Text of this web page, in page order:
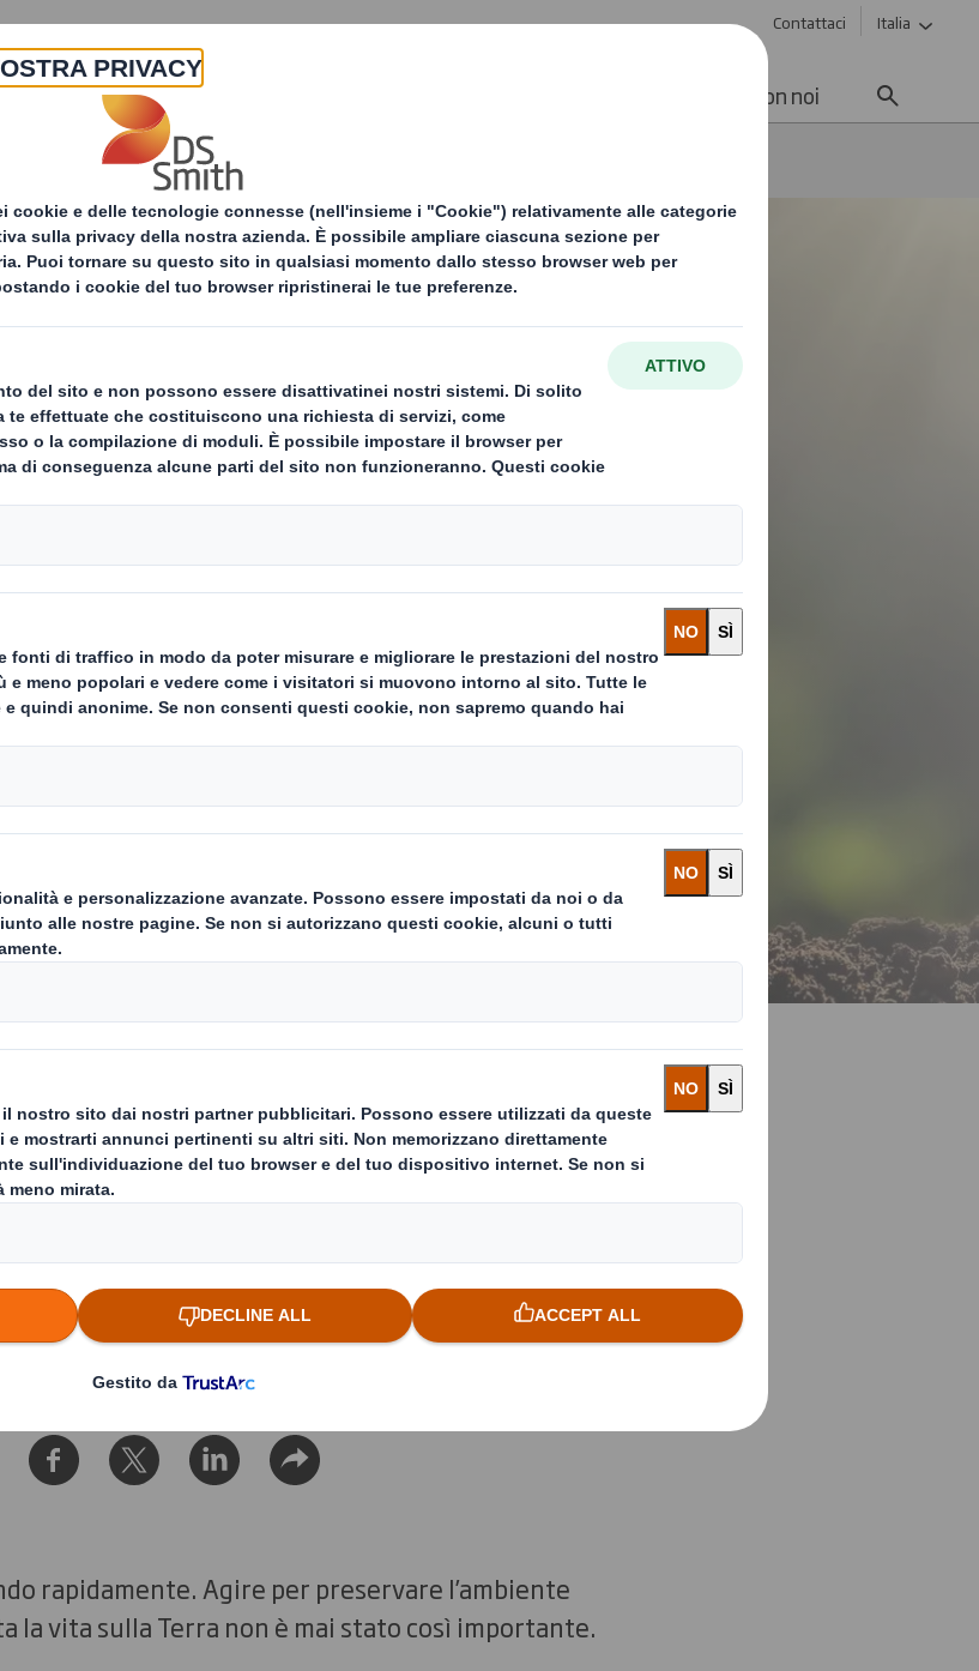
Contattaci Italia
azienda Prodotti & Servizi Lavora con noi
Smith Packaging Italia pianta 230 alberi in Abruzzo
Italia pianta 230
la natura
rapidamente. Agire per preservare l’ambiente
la vita sulla Terra non è mai stato così importante.